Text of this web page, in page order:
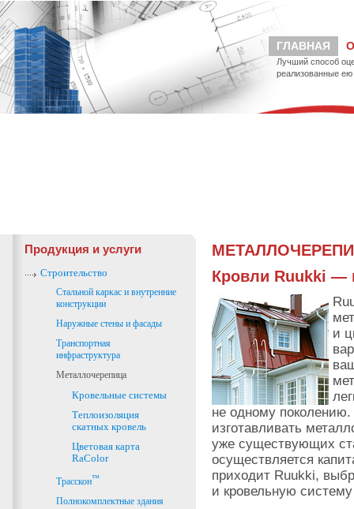
ГЛАВНАЯ
Лучший способ
реализованные ею
Продукция и услуги
Строительство
Стальной каркас и внутренние
конструкции
Наружные стены и фасады
Транспортная
инфраструктура
Металлочерепица
Кровельные системы
Теплоизоляция
скатных кровель
Цветовая карта
RaColor
Трасскон™
Полнокомплектные здания
Кровли Ruukki —
и
не одному
изготавливать
уже существующих
осуществляется
приходит Ruukki,
и кровельную